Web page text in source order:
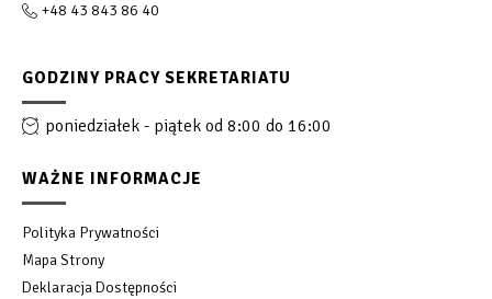
+48 43 843 86 40
GODZINY PRACY SEKRETARIATU
poniedziałek - piątek od 8:00 do 16:00
WAŻNE INFORMACJE
Polityka Prywatności
Mapa Strony
Deklaracja Dostępności